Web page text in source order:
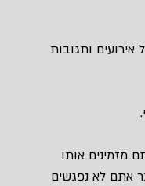
ותגובות
מזמינים אותו
אתם לא נפגשים